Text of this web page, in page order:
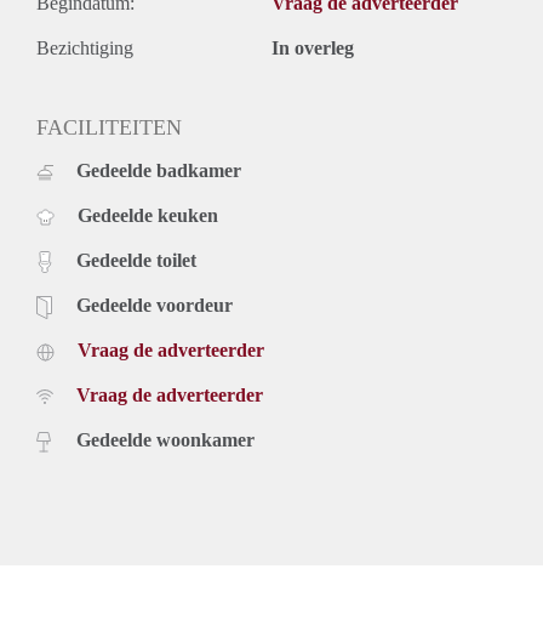
Bezichtiging In overleg
FACILITEITEN
Gedeelde badkamer
Gedeelde keuken
Gedeelde toilet
Gedeelde voordeur
Vraag de adverteerder
Vraag de adverteerder
Gedeelde woonkamer